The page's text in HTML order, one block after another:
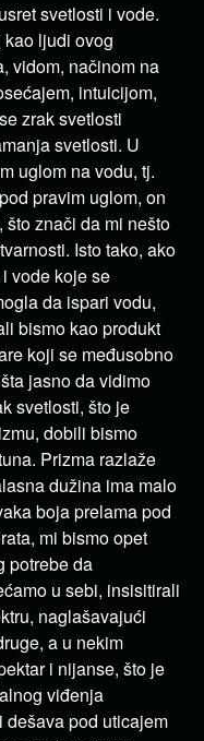
svetlosti i vode.
ljudi ovog
vidom, načinom na
intuicijom,
zrak svetlosti
svetlosti. U
uglom na vodu, tj.
pravim uglom, on
znači da mi nešto
Isto tako, ako
vode koje se
da ispari vodu,
bismo kao produkt
koji se međusobno
jasno da vidimo
svetlosti, što je
dobili bismo
Prizma razlaže
dužina ima malo
boja prelama pod
mi bismo opet
potrebe da
u sebi, insisitirali
naglašavajući
a u nekim
i nijanse, što je
viđenja
dešava pod uticajem